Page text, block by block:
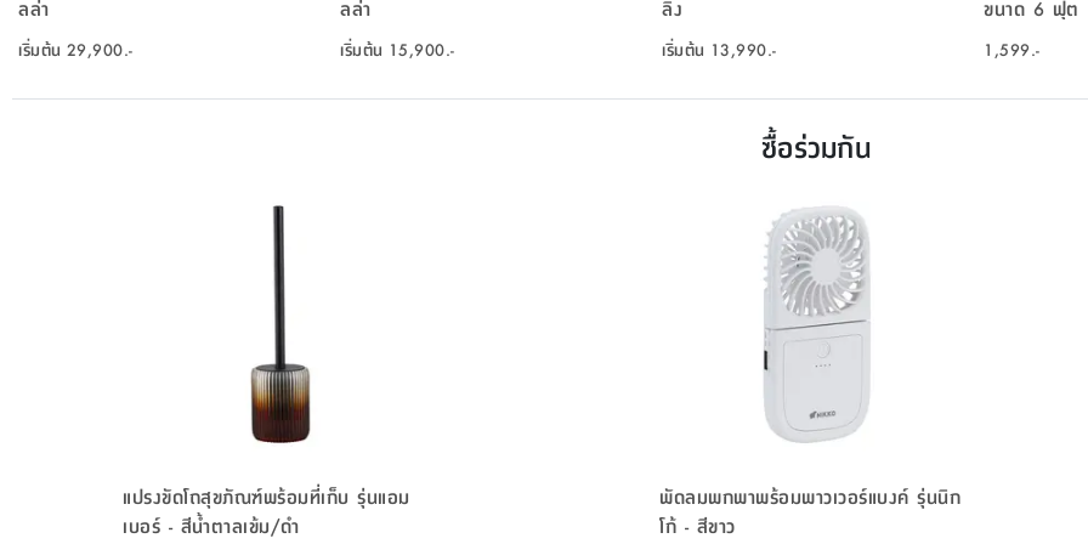
ลล่า
เริ่มต้น 29,900.-
ลล่า
เริ่มต้น 15,900.-
ลิ่ง
เริ่มต้น 13,990.-
ขนาด 6 ฟุต
1,599.-
ซื้อร่วมกัน
แปรงขัดโถสุขภัณฑ์พร้อมที่เก็บ รุ่นแอม
เบอร์ - สีน้ำตาลเข้ม/ดำ
พัดลมพกพาพร้อมพาวเวอร์แบงค์ รุ่นนิก
โก้ - สีขาว